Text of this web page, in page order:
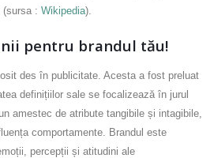
(sursa : Wikipedia).
pentru brandul tău!
des în publicitate. Acesta a fost preluat
definițiilor sale se focalizează în jurul
amestec de atribute tangibile și intagibile,
comportamente. Brandul este
percepții și atitudini ale